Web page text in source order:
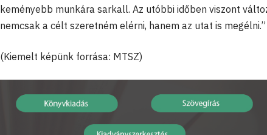
keményebb munkára sarkall. Az utóbbi időben viszont
nemcsak a célt szeretném elérni, hanem az utat is megélni.”
(Kiemelt képünk forrása: MTSZ)